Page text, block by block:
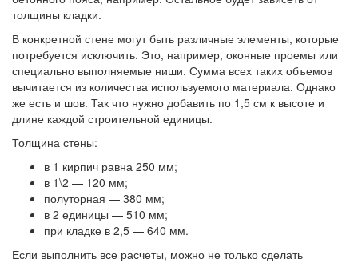
толщины кладки.
В конкретной стене могут быть различные элементы, которые
потребуется исключить. Это, например, оконные проемы или
специально выполняемые ниши. Сумма всех таких объемов
вычитается из количества используемого материала. Однако
же есть и шов. Так что нужно добавить по 1,5 см к высоте и
длине каждой строительной единицы.
Толщина стены:
в 1 кирпич равна 250 мм;
в 1\2 — 120 мм;
полуторная — 380 мм;
в 2 единицы — 510 мм;
при кладке в 2,5 — 640 мм.
Если выполнить все расчеты, можно не только сделать